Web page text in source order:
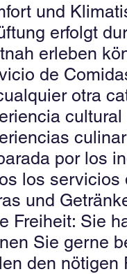
und
erfolgt
erleben
de
otra
por los
los
und
Freiheit: Sie
Sie gerne
den nötigen